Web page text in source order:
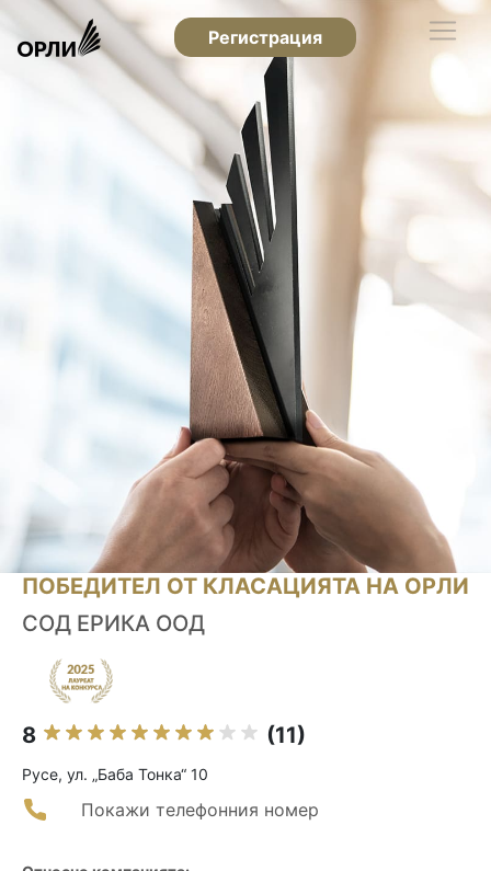
Регистрация
ПОБЕДИТЕЛ ОТ КЛАСАЦИЯТА НА ОРЛИ
СОД ЕРИКА ООД
8 (11)
Русе, ул. „Баба Тонка“ 10
Покажи телефонния номер